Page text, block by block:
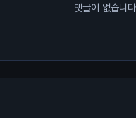
댓글이 없습니다